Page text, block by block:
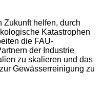
Zukunft helfen, durch
Katastrophen
die FAU-
der Industrie
zu skalieren und das
Gewässerreinigung zu